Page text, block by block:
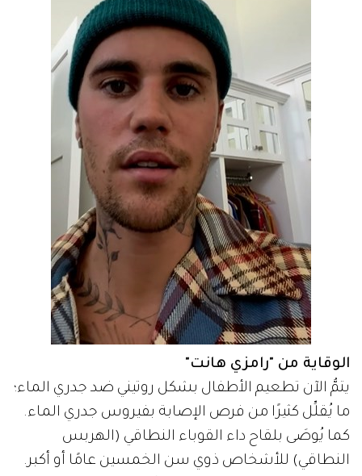
الوقاية من "رامزي هانت"
يتمُّ الآن تطعيم الأطفال بشكل روتيني ضد جدري الماء؛
ما يُقلِّل كثيرًا من فرص الإصابة بفيروس جدري الماء.
كما يُوصَى بلقاح داء القوباء النطاقي (الهربس
النطاقي) للأشخاص ذوي سن الخمسين عامًا أو أكبر.